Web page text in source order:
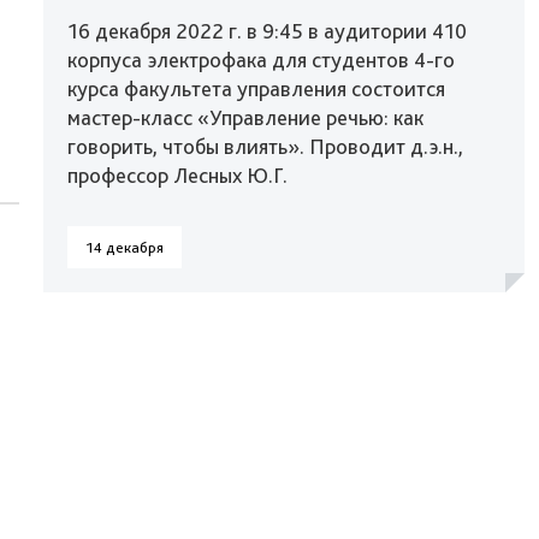
16 декабря 2022 г. в 9:45 в аудитории 410
корпуса электрофака для студентов 4-го
курса факультета управления состоится
мастер-класс «Управление речью: как
говорить, чтобы влиять». Проводит д.э.н.,
профессор Лесных Ю.Г.
14 декабря